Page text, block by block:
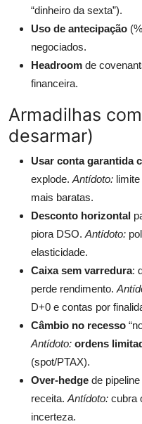
“dinheiro da sexta”).
Uso de antecipação
negociados.
Headroom de
financeira.
Armadilhas
desarmar)
Usar conta garantida
explode. Antídoto:
mais baratas.
Desconto horizontal
piora DSO. Antídoto:
elasticidade.
Caixa sem varredura:
perde rendimento.
D+0 e contas por
Câmbio no recesso
Antídoto: ordens
(spot/PTAX).
Over-hedge de
receita. Antídoto: cubra
incerteza.